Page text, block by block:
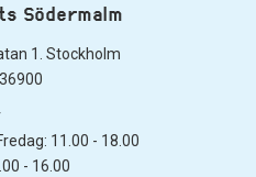
Södermalm
1. Stockholm
11.00 - 18.00
- 16.00